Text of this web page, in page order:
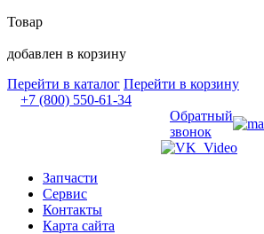
Товар
добавлен в корзину
Перейти в каталог Перейти в корзину
+7 (800) 550-61-34
Обратный
звонок
Запчасти
Сервис
Контакты
Карта сайта